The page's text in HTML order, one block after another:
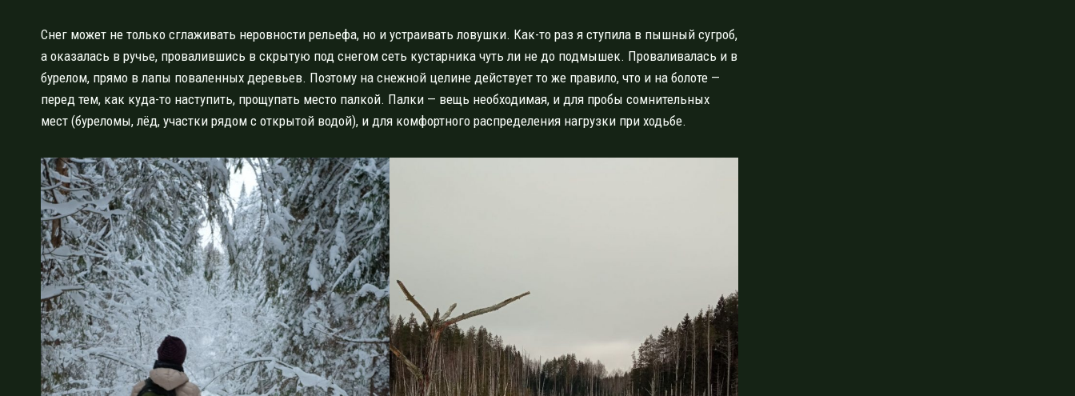
Снег может не только сглаживать неровности рельефа, но и устраивать ловушки. Как-то раз я ступила в пышный сугроб,
а оказалась в ручье, провалившись в скрытую под снегом сеть кустарника чуть ли не до подмышек. Проваливалась и в
бурелом, прямо в лапы поваленных деревьев. Поэтому на снежной целине действует то же правило, что и на болоте —
перед тем, как куда-то наступить, прощупать место палкой. Палки — вещь необходимая, и для пробы сомнительных
мест (буреломы, лёд, участки рядом с открытой водой), и для комфортного распределения нагрузки при ходьбе.